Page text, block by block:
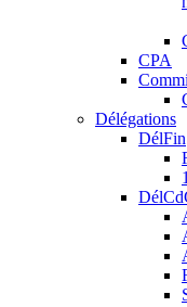
CPA
Délégations
DélFin